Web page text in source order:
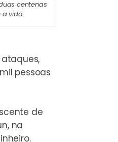
centenas
vida.
pessoas
de
na